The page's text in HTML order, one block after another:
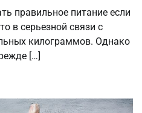
правильное питание если
в серьезной связи с
килограммов. Однако
[…]